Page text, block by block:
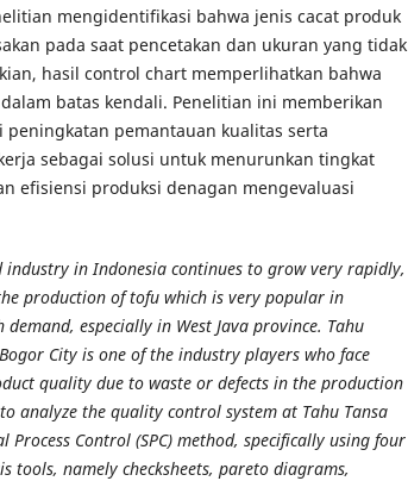
mengidentifikasi bahwa jenis cacat produk
pada saat pencetakan dan ukuran yang tidak
hasil control chart memperlihatkan bahwa
batas kendali. Penelitian ini memberikan
peningkatan pemantauan kualitas serta
sebagai solusi untuk menurunkan tingkat
efisiensi produksi denagan mengevaluasi
industry in Indonesia continues to grow very rapidly,
production of tofu which is very popular in
especially in West Java province. Tahu
City is one of the industry players who face
quality due to waste or defects in the production
analyze the quality control system at Tahu Tansa
Control (SPC) method, specifically using four
tools, namely checksheets, pareto diagrams,